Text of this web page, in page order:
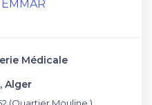
Médicale
Alger